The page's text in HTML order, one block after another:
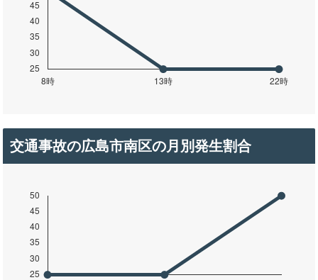
交通事故の広島市南区の月別発生割合